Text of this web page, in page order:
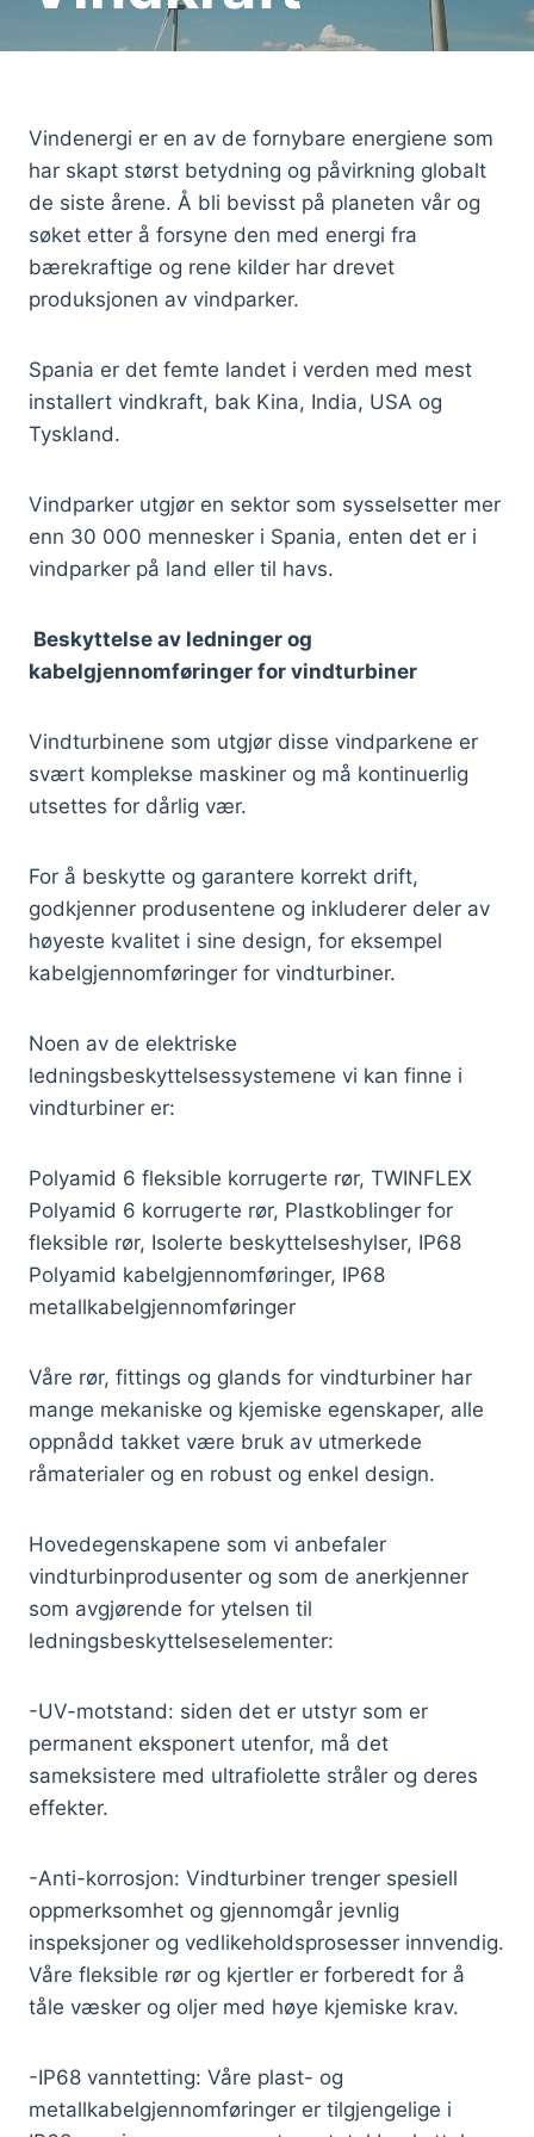
Vindenergi er en av de fornybare energiene som
har skapt størst betydning og påvirkning globalt
de siste årene. Å bli bevisst på planeten vår og
søket etter å forsyne den med energi fra
bærekraftige og rene kilder har drevet
produksjonen av vindparker.
Spania er det femte landet i verden med mest
installert vindkraft, bak Kina, India, USA og
Tyskland.
Vindparker utgjør en sektor som sysselsetter mer
enn 30 000 mennesker i Spania, enten det er i
vindparker på land eller til havs.
Beskyttelse av ledninger og
kabelgjennomføringer for vindturbiner
Vindturbinene som utgjør disse vindparkene er
svært komplekse maskiner og må kontinuerlig
utsettes for dårlig vær.
For å beskytte og garantere korrekt drift,
godkjenner produsentene og inkluderer deler av
høyeste kvalitet i sine design, for eksempel
kabelgjennomføringer for vindturbiner.
Noen av de elektriske
ledningsbeskyttelsessystemene vi kan finne i
vindturbiner er:
Polyamid 6 fleksible korrugerte rør, TWINFLEX
Polyamid 6 korrugerte rør, Plastkoblinger for
fleksible rør, Isolerte beskyttelseshylser, IP68
Polyamid kabelgjennomføringer, IP68
metallkabelgjennomføringer
Våre rør, fittings og glands for vindturbiner har
mange mekaniske og kjemiske egenskaper, alle
oppnådd takket være bruk av utmerkede
råmaterialer og en robust og enkel design.
Hovedegenskapene som vi anbefaler
vindturbinprodusenter og som de anerkjenner
som avgjørende for ytelsen til
ledningsbeskyttelseselementer:
-UV-motstand: siden det er utstyr som er
permanent eksponert utenfor, må det
sameksistere med ultrafiolette stråler og deres
effekter.
-Anti-korrosjon: Vindturbiner trenger spesiell
oppmerksomhet og gjennomgår jevnlig
inspeksjoner og vedlikeholdsprosesser innvendig.
Våre fleksible rør og kjertler er forberedt for å
tåle væsker og oljer med høye kjemiske krav.
-IP68 vanntetting: Våre plast- og
metallkabelgjennomføringer er tilgjengelige i